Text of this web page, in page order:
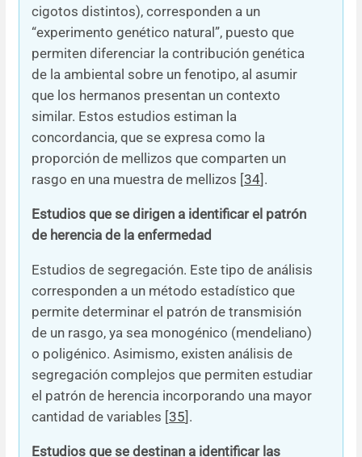
cigotos distintos), corresponden a un
“experimento genético natural”, puesto que
permiten diferenciar la contribución genética
de la ambiental sobre un fenotipo, al asumir
que los hermanos presentan un contexto
similar. Estos estudios estiman la
concordancia, que se expresa como la
proporción de mellizos que comparten un
rasgo en una muestra de mellizos [34].
Estudios que se dirigen a identificar el patrón
de herencia de la enfermedad
Estudios de segregación. Este tipo de análisis
corresponden a un método estadístico que
permite determinar el patrón de transmisión
de un rasgo, ya sea monogénico (mendeliano)
o poligénico. Asimismo, existen análisis de
segregación complejos que permiten estudiar
el patrón de herencia incorporando una mayor
cantidad de variables [35].
Estudios que se destinan a identificar las